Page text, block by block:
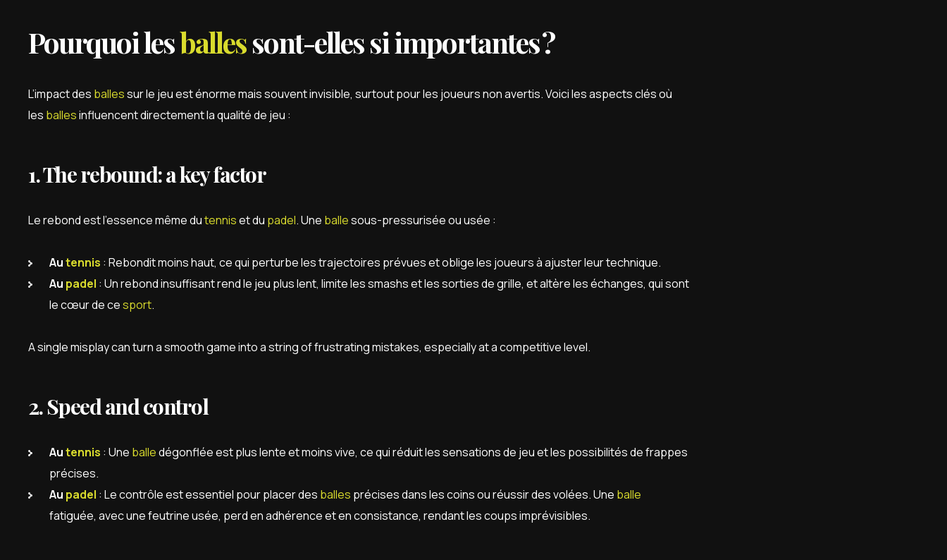
Pourquoi lesballessont-elles si importantes ?
L’impact des ballessur le jeu est énorme mais souvent invisible, surtout pour les joueurs non avertis. Voici les aspects clés où
les ballesinfluencent directement la qualité de jeu :
1. The rebound: a key factor
Le rebond est l’essence même dutenniset du padel. Une ballesous-pressurisée ou usée :
Autennis : Rebondit moins haut, ce qui perturbe les trajectoires prévues et oblige les joueurs à ajuster leur technique.
Au padel : Un rebond insuffisant rend le jeu plus lent, limite les smashs et les sorties de grille, et altère les échanges, qui sont
le cœur de cesport.
A single misplay can turn a smooth game into a string of frustrating mistakes, especially at a competitive level.
2. Speed and control
Autennis : Une balledégonflée est plus lente et moins vive, ce qui réduit les sensations de jeu et les possibilités de frappes
précises.
Au padel : Le contrôle est essentiel pour placer des balles précises dans les coins ou réussir des volées. Une balle
fatiguée, avec une feutrine usée, perd en adhérence et en consistance, rendant les coups imprévisibles.